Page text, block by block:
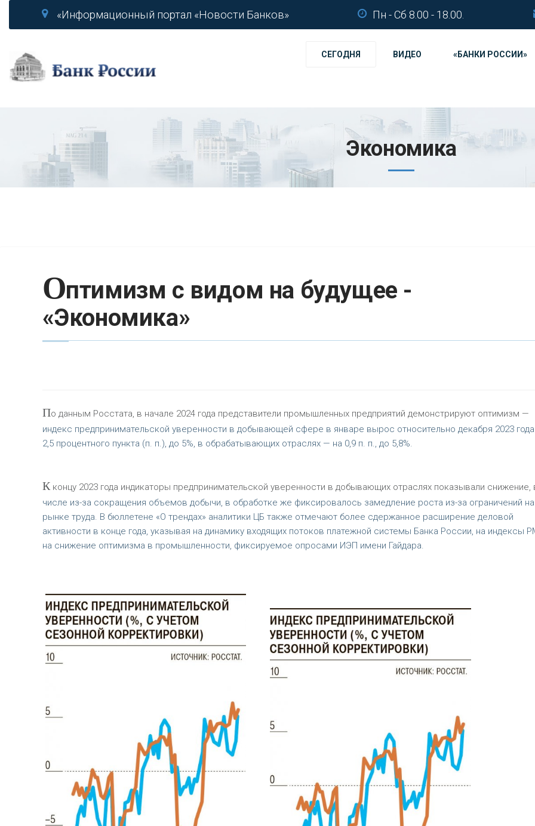
«Информационный портал «Новости Банков» Пн - Сб 8.00 - 18.00.
СЕГОДНЯ ВИДЕО «БАНКИ РОССИИ»
Экономика
Оптимизм с видом на будущее -
«Экономика»
По данным Росстата, в начале 2024 года представители промышленных предприятий демонстрируют оптимизм —
индекс предпринимательской уверенности в добывающей сфере в январе вырос относительно декабря 2023 года
2,5 процентного пункта (п. п.), до 5%, в обрабатывающих отраслях — на 0,9 п. п., до 5,8%.
Кконцу 2023 года индикаторы предпринимательской уверенности в добывающих отраслях показывали снижение,
числе из-за сокращения объемов добычи, в обработке же фиксировалось замедление роста из-за ограничений на
рынке труда. В бюллетене «О трендах» аналитики ЦБ также отмечают более сдержанное расширение деловой
активности в конце года, указывая на динамику входящих потоков платежной системы Банка России, на индексы
на снижение оптимизма в промышленности, фиксируемое опросами ИЭП имени Гайдара.